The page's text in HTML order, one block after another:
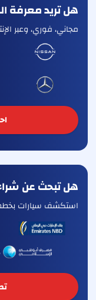
هل تريد معرفة
مجاني، فوري، وعبر
هل تبحث عن
استكشف سيارات